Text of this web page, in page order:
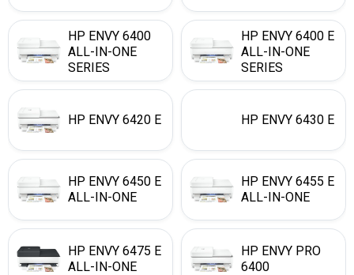
HP ENVY 6400
ALL-IN-ONE
SERIES
HP ENVY 6400 E
ALL-IN-ONE
SERIES
HP ENVY 6420 E HP ENVY 6430 E
HP ENVY 6450 E
ALL-IN-ONE
HP ENVY 6455 E
ALL-IN-ONE
HP ENVY 6475 E
ALL-IN-ONE
HP ENVY PRO
6400